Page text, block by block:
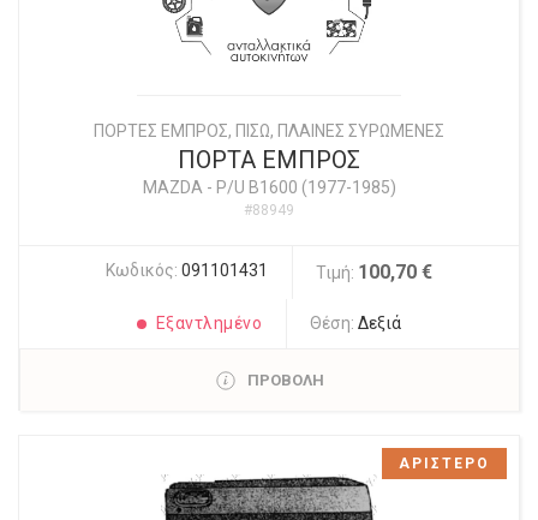
ΠΟΡΤΕΣ ΕΜΠΡΟΣ, ΠΙΣΩ, ΠΛΑΙΝΕΣ ΣΥΡΩΜΕΝΕΣ
ΠΟΡΤΑ ΕΜΠΡΟΣ
MAZDA- P/U B1600 (1977-1985)
#88949
Κωδικός: 091101431 Τιμή: 100,70 €
Εξαντλημένο Θέση:Δεξιά
ΠΡΟΒΟΛΗ
ΑΡΙΣΤΕΡΟ